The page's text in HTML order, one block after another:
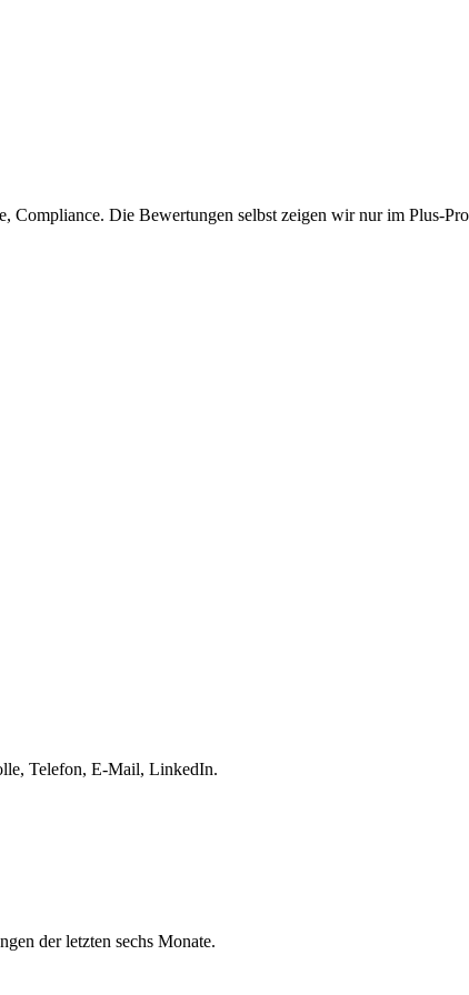
Die Bewertungen selbst zeigen wir nur im Plus-
Telefon, E-Mail, LinkedIn.
der letzten sechs Monate.